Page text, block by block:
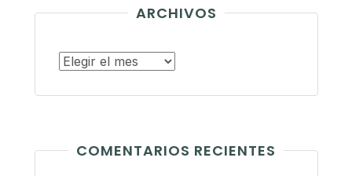
ARCHIVOS
Archivos
COMENTARIOS RECIENTES